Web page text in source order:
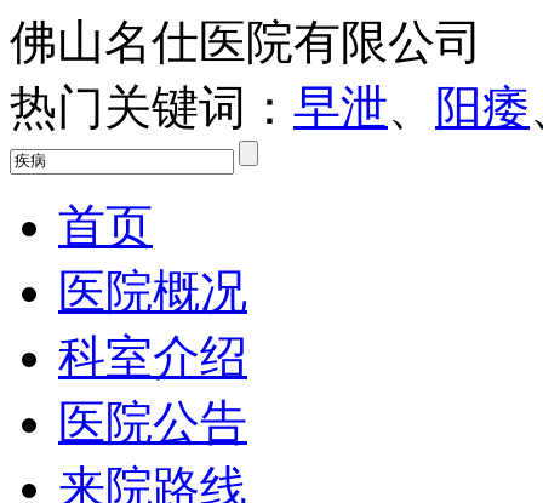
佛山名仕医院有限公司
热门关键词： 早泄、 阳痿
首页
医院概况
科室介绍
医院公告
来院路线